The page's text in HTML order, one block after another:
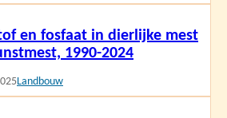
en fosfaat in dierlijke mest
1990-2024
Landbouw